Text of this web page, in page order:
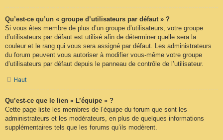
Qu’est-ce qu’un « groupe d’utilisateurs par défaut » ?
Si vous êtes membre de plus d’un groupe d’utilisateurs, votre groupe
d’utilisateurs par défaut est utilisé afin de déterminer quelle sera la
couleur et le rang qui vous sera assigné par défaut. Les administrateurs
du forum peuvent vous autoriser à modifier vous-même votre groupe
d’utilisateurs par défaut depuis le panneau de contrôle de l’utilisateur.
Haut
Qu’est-ce que le lien « L’équipe » ?
Cette page liste les membres de l’équipe du forum que sont les
administrateurs et les modérateurs, en plus de quelques informations
supplémentaires tels que les forums qu’ils modèrent.